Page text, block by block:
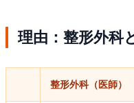
理由：整形外科
整形外科（医師）